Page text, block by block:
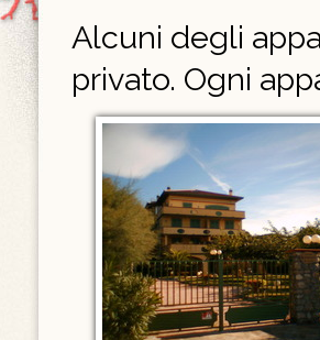
Alcuni degli
privato. Ogni